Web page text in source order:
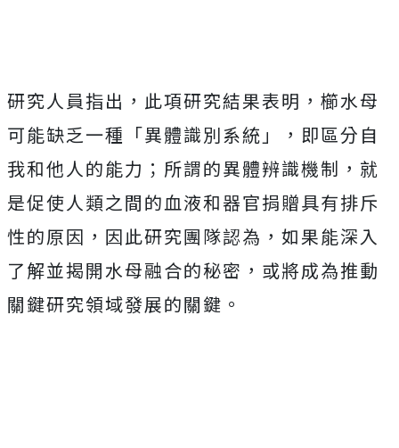
研究人員指出，此項研究結果表明，櫛水母
可能缺乏一種「異體識別系統」，即區分自
我和他人的能力；所謂的異體辨識機制，就
是促使人類之間的血液和器官捐贈具有排斥
性的原因，因此研究團隊認為，如果能深入
了解並揭開水母融合的秘密，或將成為推動
關鍵研究領域發展的關鍵。